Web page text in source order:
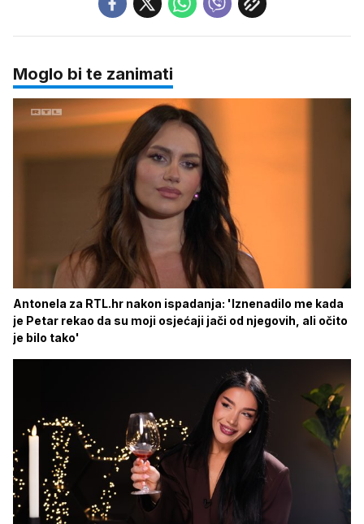
Moglo bi te zanimati
Antonela za RTL.hr nakon ispadanja: 'Iznenadilo me kada
je Petar rekao da su moji osjećaji jači od njegovih, ali očito
je bilo tako'